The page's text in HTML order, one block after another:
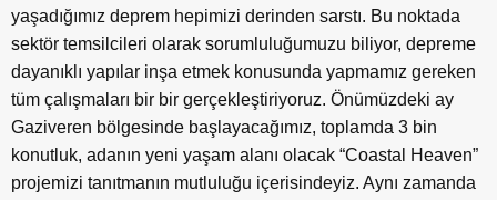
yaşadığımız deprem hepimizi derinden sarstı. Bu noktada
sektör temsilcileri olarak sorumluluğumuzu biliyor, depreme
dayanıklı yapılar inşa etmek konusunda yapmamız gereken
tüm çalışmaları bir bir gerçekleştiriyoruz. Önümüzdeki ay
Gaziveren bölgesinde başlayacağımız, toplamda 3 bin
konutluk, adanın yeni yaşam alanı olacak “Coastal Heaven”
projemizi tanıtmanın mutluluğu içerisindeyiz. Aynı zamanda